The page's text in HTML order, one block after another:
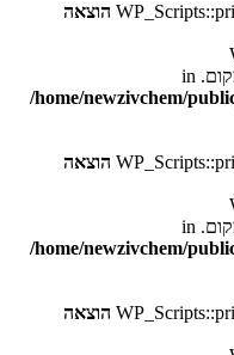
הוצאה
/home/newzivchem/
הוצאה
/home/newzivchem/
הוצאה